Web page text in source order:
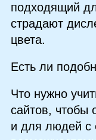
подходящий
страдают
цвета.
Есть ли
Что нужно
сайтов, чтобы
и для людей с